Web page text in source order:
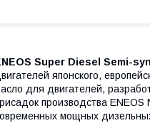
Super Diesel Semi-
японского,
для двигателей,
производства
мощных